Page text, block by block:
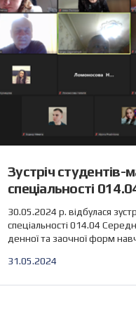
Зустріч студентів-
спеціальності
(Математика)
30.05.2024 р. відбулася
спеціальності 014.04
денної та заочної форм
наукового керівника.
31.05.2024